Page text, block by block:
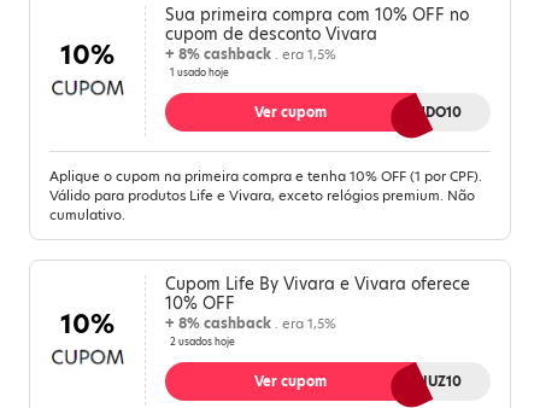
10%
Sua primeira compra com 10% OFF no
cupom de desconto Vivara
+ 8% cashback . era 1,5%
1 usado hoje
BEMVINDO10
Ver cupom
Aplique o cupom na primeira compra e tenha 10% OFF (1 por CPF).
Válido para produtos Life e Vivara, exceto relógios premium. Não
cumulativo.
10%
Cupom Life By Vivara e Vivara oferece
10% OFF
+ 8% cashback . era 1,5%
2 usados hoje
MELIUZ10
Ver cupom